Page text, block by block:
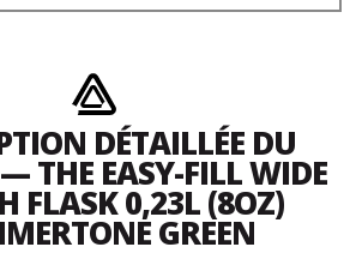
DÉTAILLÉE DU
THE EASY-FILL WIDE
FLASK 0,23L (8OZ)
GREEN